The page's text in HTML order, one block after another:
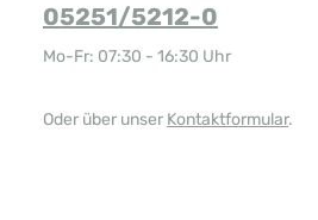
05251/5212-0
Mo-Fr: 07:30 - 16:30 Uhr
Oder über unser Kontaktformular.